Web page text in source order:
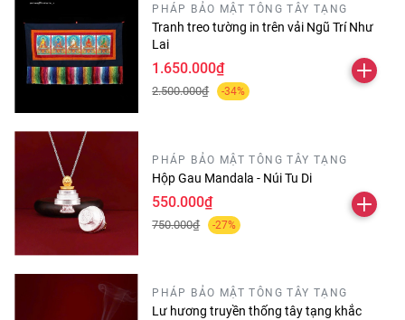
PHÁP BẢO MẬT TÔNG TÂY TẠNG
Tranh treo tường in trên vải Ngũ Trí Như
Lai
1.650.000₫
2.500.000₫ -34%
PHÁP BẢO MẬT TÔNG TÂY TẠNG
Hộp Gau Mandala - Núi Tu Di
550.000₫
750.000₫ -27%
PHÁP BẢO MẬT TÔNG TÂY TẠNG
Lư hương truyền thống tây tạng khắc